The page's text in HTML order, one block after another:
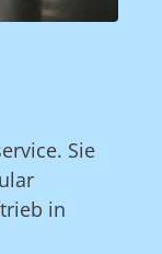
Sie
in